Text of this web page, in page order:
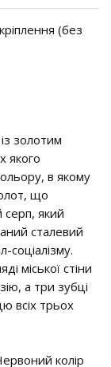
(без
золотим
якого
в якому
що
серп, який
сталевий
соціалізму.
міської стіни
а три зубці
всіх трьох
колір